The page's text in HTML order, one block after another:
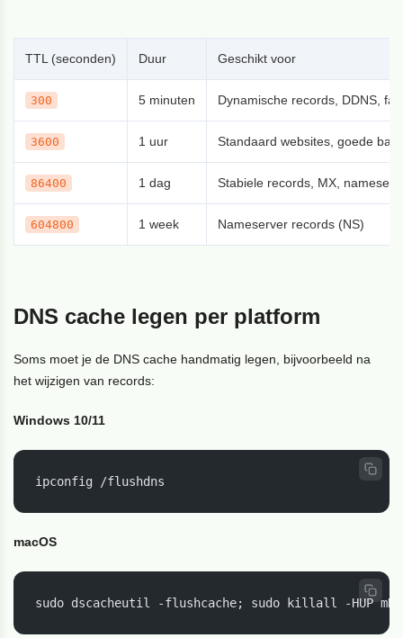
TTL (seconden) Duur Geschikt voor
300 5 minuten Dynamische records, DDNS,
3600 1 uur Standaard websites, goede
86400 1 dag Stabiele records, MX,
604800 1 week Nameserver records (NS)
DNS cache legen per platform
Soms moet je de DNS cache handmatig legen, bijvoorbeeld na
het wijzigen van records:
Windows 10/11
ipconfig /flushdns
macOS
sudo dscacheutil -flushcache; sudo killall -HUP